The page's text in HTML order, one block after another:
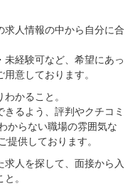
人情報の中から自分に合
経験可など、希望にあっ
意しております。
かること。
るよう、評判やクチコミ
からない職場の雰囲気な
提供しております。
人を探して、面接から入
。